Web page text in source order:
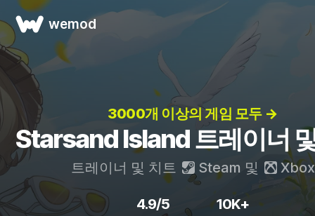
wemod
3000개 이상의 게임 모두 →
Starsand Island 트레이너
트레이너 및 치트 Steam 및 Xbox
4.9/5 10K+